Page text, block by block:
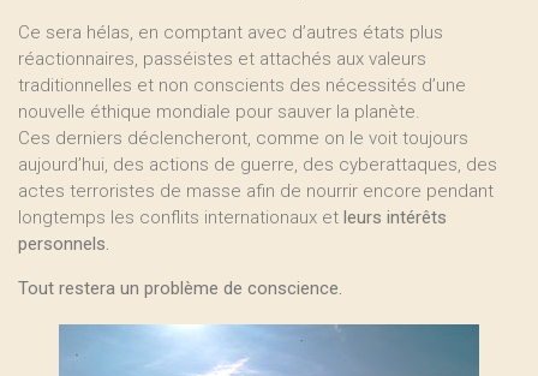
Ce sera hélas, en comptant avec d’autres états plus
réactionnaires, passéistes et attachés aux valeurs
traditionnelles et non conscients des nécessités d’une
nouvelle éthique mondiale pour sauver la planète.
Ces derniers déclencheront, comme on le voit toujours
aujourd’hui, des actions de guerre, des cyberattaques, des
actes terroristes de masse afin de nourrir encore pendant
longtemps les conflits internationaux et leurs intérêts
personnels.
Tout restera un problème de conscience.